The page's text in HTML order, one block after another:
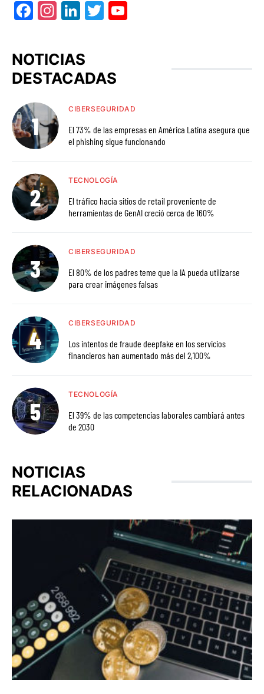
Facebook
Instagram
LinkedIn
Twitter
NOTICIAS
DESTACADAS
CIBERSEGURIDAD
El 73% de las empresas en América Latina asegura que
el phishing sigue funcionando
TECNOLOGÍA
El tráfico hacia sitios de retail proveniente de
herramientas de GenAI creció cerca de 160%
CIBERSEGURIDAD
El 80% de los padres teme que la IA pueda utilizarse
para crear imágenes falsas
CIBERSEGURIDAD
Los intentos de fraude deepfake en los servicios
financieros han aumentado más del 2,100%
TECNOLOGÍA
El 39% de las competencias laborales cambiará antes
de 2030
NOTICIAS
RELACIONADAS